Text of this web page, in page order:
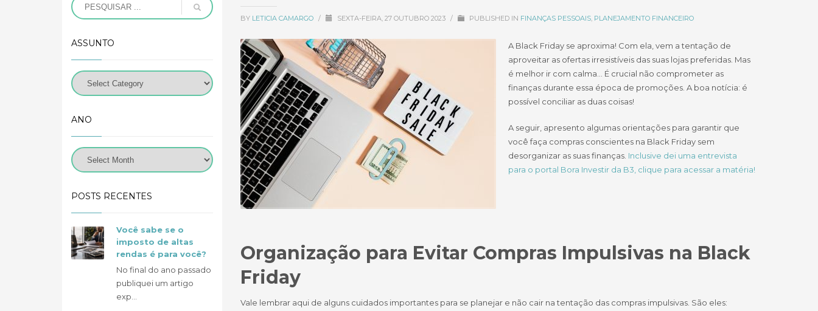
BY LETICIA CAMARGO / SEXTA-FEIRA, 27 OUTUBRO 2023 / PUBLISHED IN FINANÇAS PESSOAIS, PLANEJAMENTO FINANCEIRO
A Black Friday se aproxima! Com ela, vem a tentação de
aproveitar as ofertas irresistíveis das suas lojas preferidas. Mas
é melhor ir com calma… É crucial não comprometer as
finanças durante essa época de promoções. A boa notícia: é
possível conciliar as duas coisas!
A seguir, apresento algumas orientações para garantir que
você faça compras conscientes na Black Friday sem
desorganizar as suas finanças. Inclusive dei uma entrevista
para o portal Bora Investir da B3, clique para acessar a matéria!
Organização para Evitar Compras Impulsivas na Black
Friday
Vale lembrar aqui de alguns cuidados importantes para se planejar e não cair na tentação das compras impulsivas. São eles:
ASSUNTO
ANO
POSTS RECENTES
Você sabe se o
imposto de altas
rendas é para você?
No final do ano passado
publiquei um artigo
exp...